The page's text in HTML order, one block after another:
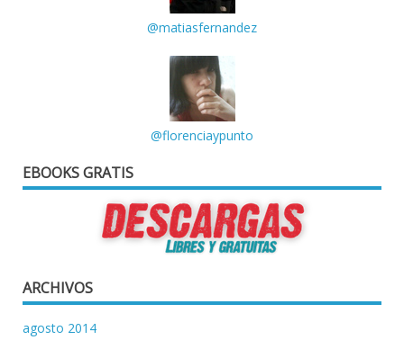
@matiasfernandez
@florenciaypunto
EBOOKS GRATIS
ARCHIVOS
agosto 2014